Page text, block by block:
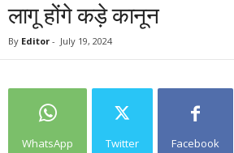
लागू होंगे कड़े कानून
By Editor - July 19, 2024
WhatsApp Twitter Facebook